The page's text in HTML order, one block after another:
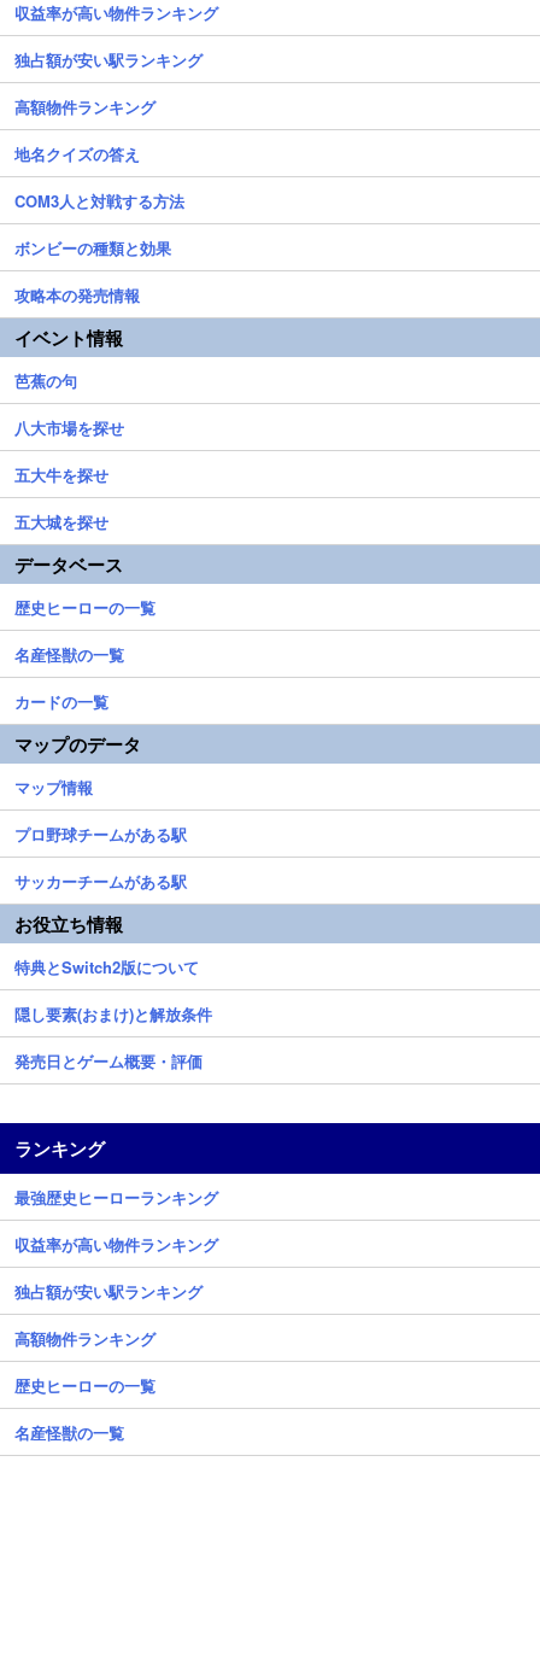
収益率が高い物件ランキング
独占額が安い駅ランキング
高額物件ランキング
地名クイズの答え
COM3人と対戦する方法
ボンビーの種類と効果
攻略本の発売情報
イベント情報
芭蕉の句
八大市場を探せ
五大牛を探せ
五大城を探せ
データベース
歴史ヒーローの一覧
名産怪獣の一覧
カードの一覧
マップのデータ
マップ情報
プロ野球チームがある駅
サッカーチームがある駅
お役立ち情報
特典とSwitch2版について
隠し要素(おまけ)と解放条件
発売日とゲーム概要・評価
ランキング
最強歴史ヒーローランキング
収益率が高い物件ランキング
独占額が安い駅ランキング
高額物件ランキング
歴史ヒーローの一覧
名産怪獣の一覧